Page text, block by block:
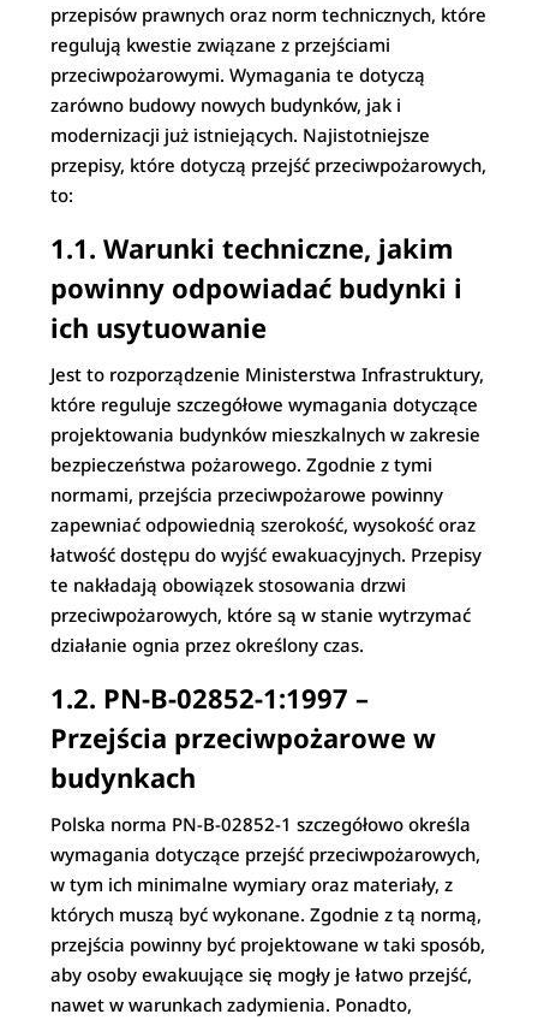
przepisów prawnych oraz norm technicznych, które
regulują kwestie związane z przejściami
przeciwpożarowymi. Wymagania te dotyczą
zarówno budowy nowych budynków, jak i
modernizacji już istniejących. Najistotniejsze
przepisy, które dotyczą przejść przeciwpożarowych,
to:
1.1. Warunki techniczne, jakim
powinny odpowiadać budynki i
ich usytuowanie
Jest to rozporządzenie Ministerstwa Infrastruktury,
które reguluje szczegółowe wymagania dotyczące
projektowania budynków mieszkalnych w zakresie
bezpieczeństwa pożarowego. Zgodnie z tymi
normami, przejścia przeciwpożarowe powinny
zapewniać odpowiednią szerokość, wysokość oraz
łatwość dostępu do wyjść ewakuacyjnych. Przepisy
te nakładają obowiązek stosowania drzwi
przeciwpożarowych, które są w stanie wytrzymać
działanie ognia przez określony czas.
1.2. PN-B-02852-1:1997 –
Przejścia przeciwpożarowe w
budynkach
Polska norma PN-B-02852-1 szczegółowo określa
wymagania dotyczące przejść przeciwpożarowych,
w tym ich minimalne wymiary oraz materiały, z
których muszą być wykonane. Zgodnie z tą normą,
przejścia powinny być projektowane w taki sposób,
aby osoby ewakuujące się mogły je łatwo przejść,
nawet w warunkach zadymienia. Ponadto,